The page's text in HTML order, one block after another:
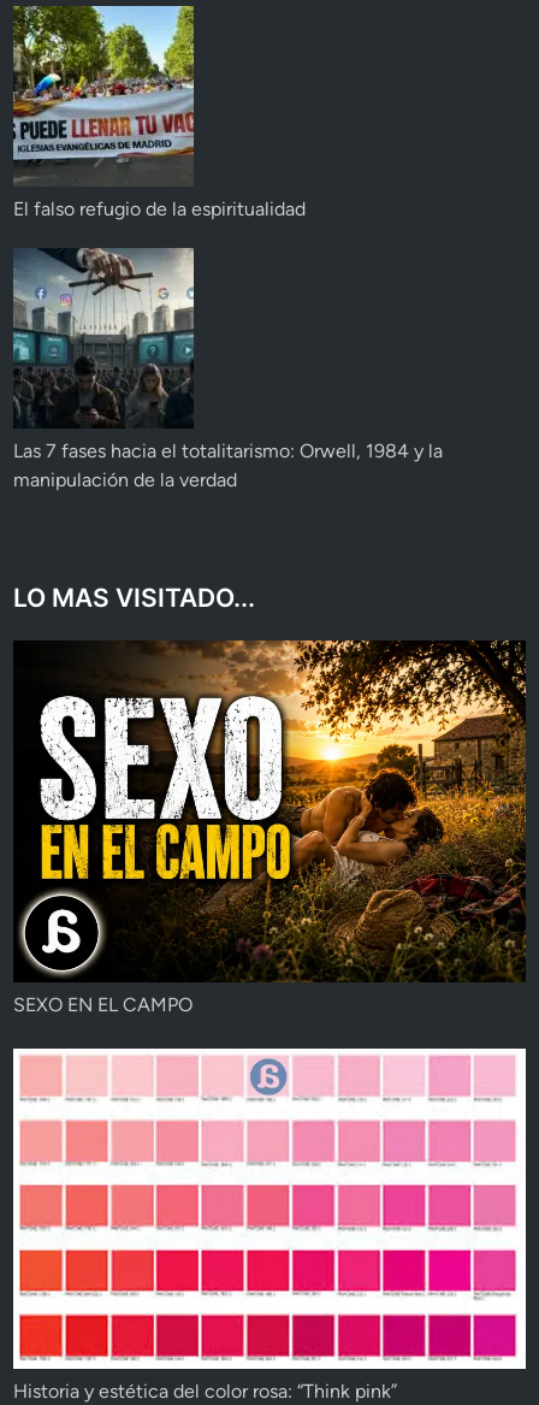
El falso refugio de la espiritualidad
Las 7 fases hacia el totalitarismo: Orwell, 1984 y la
manipulación de la verdad
LO MAS VISITADO...
SEXO EN EL CAMPO
Historia y estética del color rosa: “Think pink”